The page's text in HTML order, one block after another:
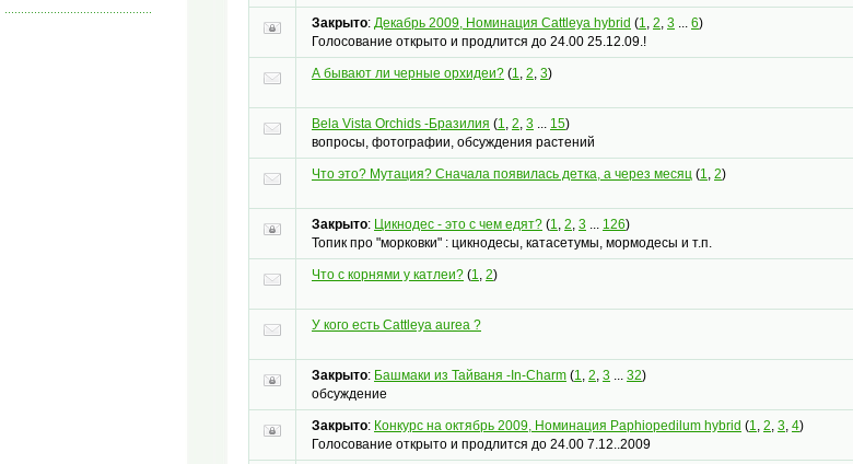
Закрыто: Декабрь 2009, Номинация Cattleya hybrid (1, 2, 3 ... 6)
Голосование открыто и продлится до 24.00 25.12.09.!
А бывают ли черные орхидеи? (1, 2, 3)
Bela Vista Orchids -Бразилия (1, 2, 3 ... 15)
вопросы, фотографии, обсуждения растений
Что это? Мутация? Сначала появилась детка, а через месяц (1, 2)
Закрыто: Цикнодес - это с чем едят? (1, 2, 3 ... 126)
Топик про "морковки" : цикнодесы, катасетумы, мормодесы и т.п.
Что с корнями у катлеи? (1, 2)
У кого есть Cattleya aurea ?
Закрыто: Башмаки из Тайваня -In-Charm (1, 2, 3 ... 32)
обсуждение
Закрыто: Конкурс на октябрь 2009, Номинация Paphiopedilum hybrid (1, 2, 3, 4)
Голосование открыто и продлится до 24.00 7.12..2009